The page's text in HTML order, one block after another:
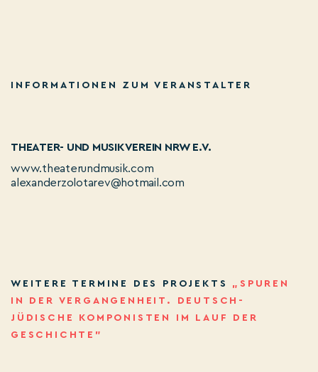
INFORMATIONEN ZUM VERANSTALTER
THEATER- UND MUSIKVEREIN NRW E.V.
www.theaterundmusik.com
alexanderzolotarev@hotmail.com
WEITERE TERMINE DES PROJEKTS „SPUREN
IN DER VERGANGENHEIT. DEUTSCH-
JÜDISCHE KOMPONISTEN IM LAUF DER
GESCHICHTE”